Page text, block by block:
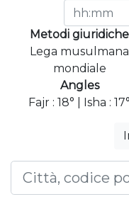
Metodi giuridiche
Lega musulmana
mondiale
Angles
Fajr : 18° | Isha : 17°